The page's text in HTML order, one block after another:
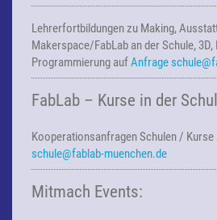
Lehrerfortbildungen zu Making,
Makerspace/FabLab an der Schule,
Programmierung aufAnfrage
FabLab – Kurse in der
KooperationsanfragenSchulen / Kurse
schule@fablab-muenchen.de
Mitmach Events: